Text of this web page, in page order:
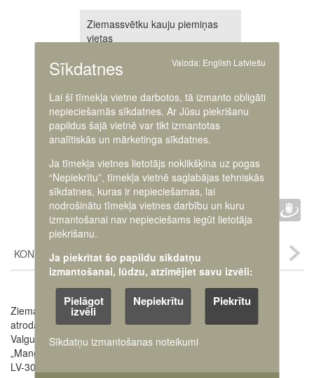
Ziemassvētku kauju piemiņas
vietas
IETEIKT :
KONTAKTI
Ziemassvētku kauju muzejs
atrodas Jelgavas novada
Valgundes pagasta
„Mangaļos”,
LV-3017
Image
Sīkdatnes Valoda: English Latviešu
Lai šī tīmekļa vietne darbotos, tā izmanto obligāti
nepieciešamās sīkdatnes. Ar Jūsu piekrišanu
papildus šajā vietnē var tikt izmantotas
analītiskās un mārketinga sīkdatnes.
Ja tīmekļa vietnes lietotājs noklikšķina uz pogas
“Nepiekrītu”, tīmekļa vietnē saglabājas tehniskās
sīkdatnes, kuras ir nepieciešamas, lai
nodrošinātu tīmekļa vietnes darbību un kuru
izmantošanai nav nepieciešams iegūt lietotāja
piekrišanu.
Ja piekrītat šo papildu sīkdatņu
izmantošanai, lūdzu, atzīmējiet savu izvēli:
Pielāgot
izvēli
Nepiekrītu Piekrītu
Sīkdatņu izmantošanas noteikumi